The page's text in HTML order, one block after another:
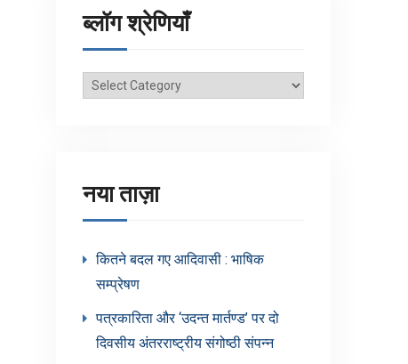
ब्लॉग श्रेणियाँ
ब्लॉग
नया ताज़ा
कितने बदल गए आदिवासी : भाषिक
सम्प्रेषण
पत्रकारिता और ‘उदन्त मार्तण्ड’ पर दो
दिवसीय अंतरराष्ट्रीय संगोष्ठी संपन्न